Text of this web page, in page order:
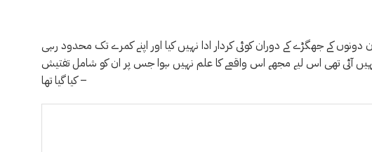
کے جھگڑے کے دوران کوئی کردار ادا نہیں کیا اور اپنے کمرے تک محدود رہی
نہیں آئی تھی اس لیے مجھے اس واقعے کا علم نہیں ہوا جس پر ان کو شامل تفتیش
کیا گیا تھا –